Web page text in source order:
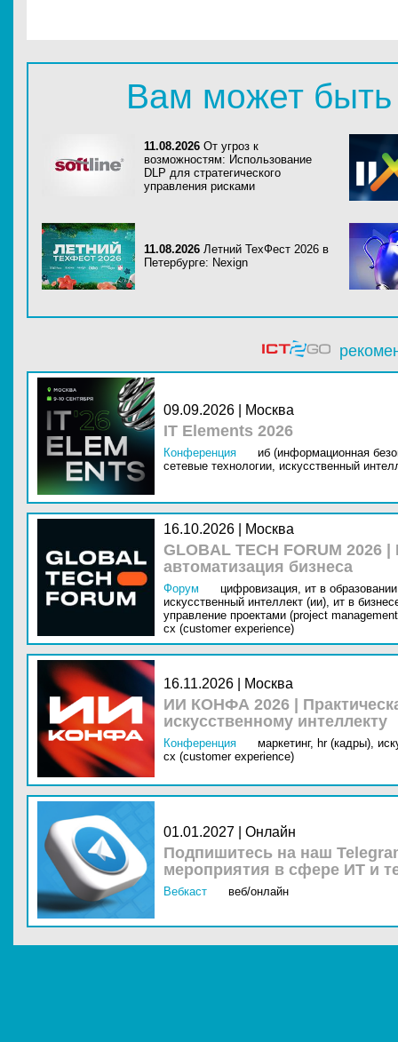
Вам может быть
11.08.2026 От угроз к
возможностям: Использование
DLP для стратегического
управления рисками
11.08.2026 Летний ТехФест 2026 в
Петербурге: Nexign
09.09.2026 | Москва
IT Elements 2026
Конференция
иб (информационная
сетевые технологии, искусственный
16.10.2026 | Москва
GLOBAL TECH FORUM
автоматизация бизнеса
Форум цифровизация, ит в
искусственный интеллект (ии), ит в
управление проектами (project
cx (customer experience)
16.11.2026 | Москва
ИИ КОНФА 2026 |
искусственному интеллекту
Конференция маркетинг, hr (кадры),
cx (customer experience)
01.01.2027 | Онлайн
Подпишитесь на наш
мероприятия в сфере ИТ и
Вебкаст веб/онлайн